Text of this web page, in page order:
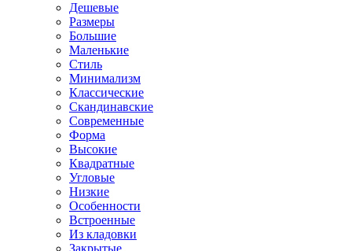
Дешевые
Размеры
Большие
Маленькие
Стиль
Минимализм
Классические
Скандинавские
Современные
Форма
Высокие
Квадратные
Угловые
Низкие
Особенности
Встроенные
Из кладовки
Закрытые